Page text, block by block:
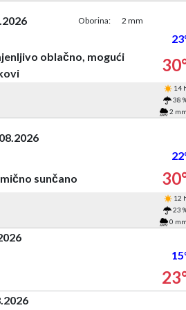
Oborina: 2 mm
oblačno, mogući
14 h
38
2 mm
sunčano
12 h
23
0 mm